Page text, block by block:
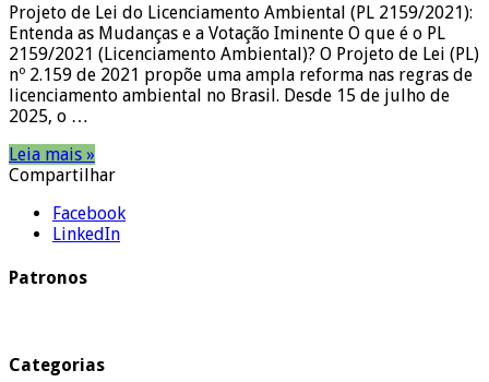
Projeto de Lei do Licenciamento Ambiental (PL 2159/2021):
Entenda as Mudanças e a Votação Iminente O que é o PL
2159/2021 (Licenciamento Ambiental)? O Projeto de Lei (PL)
nº 2.159 de 2021 propõe uma ampla reforma nas regras de
licenciamento ambiental no Brasil. Desde 15 de julho de
2025, o …
Leia mais »
Compartilhar
Facebook
LinkedIn
Patronos
Categorias